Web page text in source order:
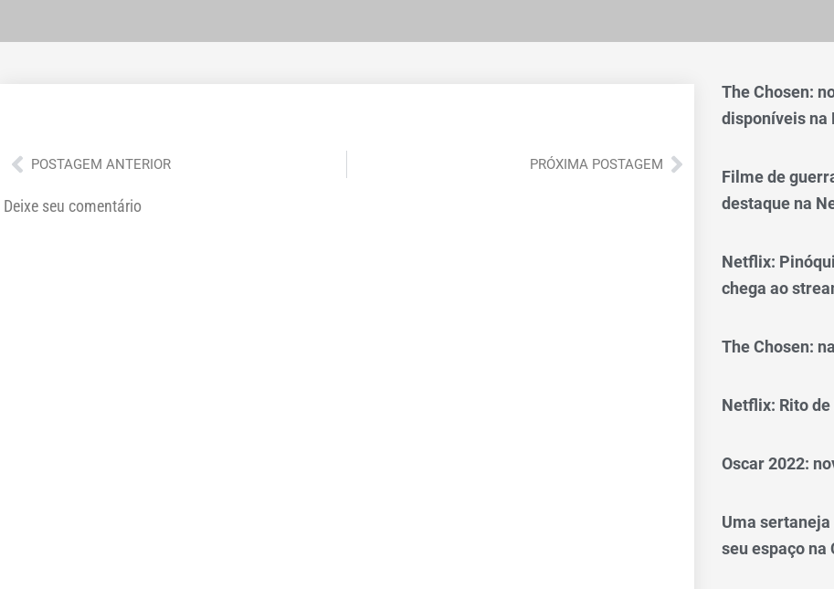
Anterior
POSTAGEM ANTERIOR PRÓXIMA POSTAGEMPróximo
Deixe seu comentário
The Chosen:
disponíveis na
Filme de
destaque na
Netflix:
chega ao
The Chosen:
Netflix: Rito
Oscar 2022:
Uma
seu espaço na